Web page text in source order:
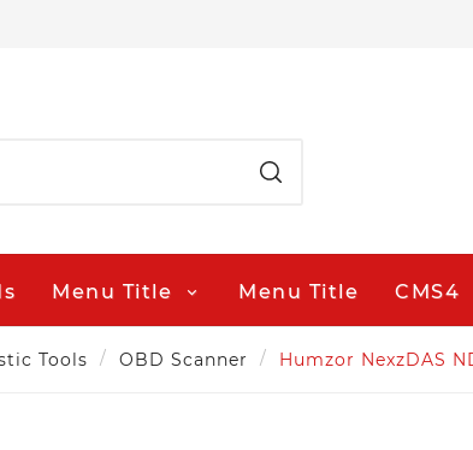
Menu Title Menu Title CMS4
Tools OBD Scanner Humzor NexzDAS